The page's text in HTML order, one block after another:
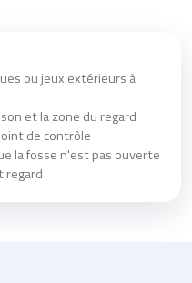
ou jeux extérieurs à
et la zone du regard
de contrôle
la fosse n'est pas ouverte
regard